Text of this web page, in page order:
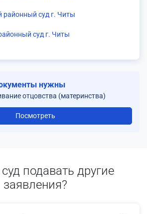
районный суд г. Читы
суд г. Читы
нужны
отцовства (материнства)
Посмотреть
подавать другие
заявления?